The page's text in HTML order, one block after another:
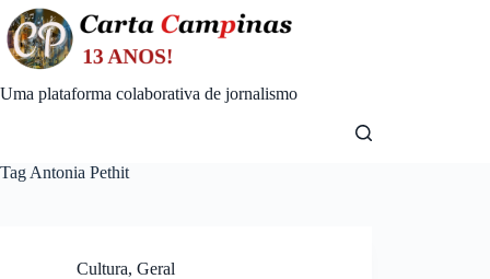
Skip
to
content
Uma plataforma colaborativa de jornalismo
Tag Antonia Pethit
Cultura, Geral